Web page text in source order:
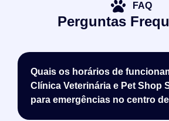
FAQ
Perguntas
Quais os horários de
Clínica Veterinária e Pet Shop
para emergências no centro